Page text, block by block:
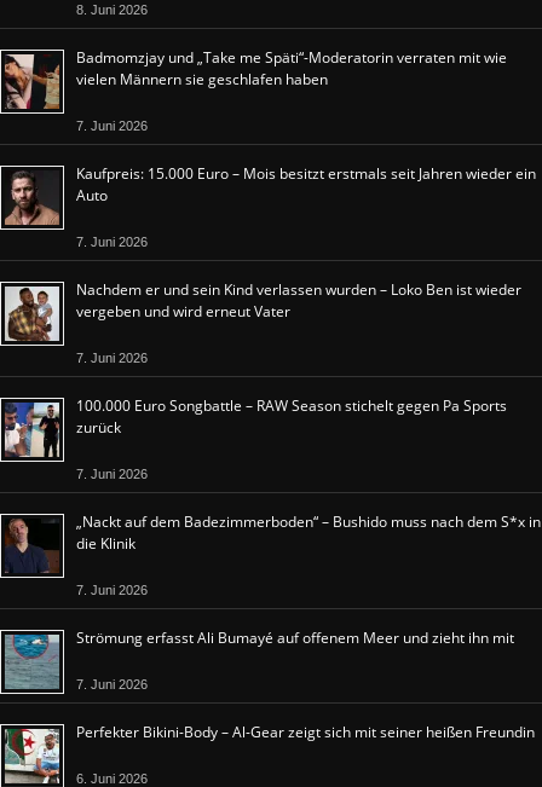
8. Juni 2026
Badmomzjay und „Take me Späti“-Moderatorin verraten mit wie
vielen Männern sie geschlafen haben
7. Juni 2026
Kaufpreis: 15.000 Euro – Mois besitzt erstmals seit Jahren wieder ein
Auto
7. Juni 2026
Nachdem er und sein Kind verlassen wurden – Loko Ben ist wieder
vergeben und wird erneut Vater
7. Juni 2026
100.000 Euro Songbattle – RAW Season stichelt gegen Pa Sports
zurück
7. Juni 2026
„Nackt auf dem Badezimmerboden“ – Bushido muss nach dem S*x in
die Klinik
7. Juni 2026
Strömung erfasst Ali Bumayé auf offenem Meer und zieht ihn mit
7. Juni 2026
Perfekter Bikini-Body – Al-Gear zeigt sich mit seiner heißen Freundin
6. Juni 2026